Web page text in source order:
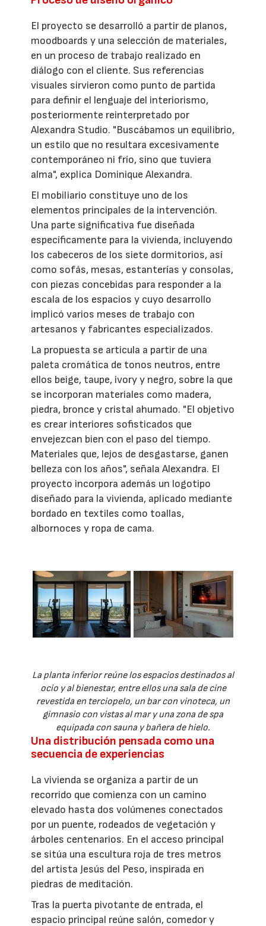
El proyecto se desarrolló a partir de planos,
moodboards y una selección de materiales,
en un proceso de trabajo realizado en
diálogo con el cliente. Sus referencias
visuales sirvieron como punto de partida
para definir el lenguaje del interiorismo,
posteriormente reinterpretado por
Alexandra Studio. "Buscábamos un equilibrio,
un estilo que no resultara excesivamente
contemporáneo ni frío, sino que tuviera
alma", explica Dominique Alexandra.
El mobiliario constituye uno de los
elementos principales de la intervención.
Una parte significativa fue diseñada
específicamente para la vivienda, incluyendo
los cabeceros de los siete dormitorios, así
como sofás, mesas, estanterías y consolas,
con piezas concebidas para responder a la
escala de los espacios y cuyo desarrollo
implicó varios meses de trabajo con
artesanos y fabricantes especializados.
La propuesta se articula a partir de una
paleta cromática de tonos neutros, entre
ellos beige, taupe, ivory y negro, sobre la que
se incorporan materiales como madera,
piedra, bronce y cristal ahumado. "El objetivo
es crear interiores sofisticados que
envejezcan bien con el paso del tiempo.
Materiales que, lejos de desgastarse, ganen
belleza con los años", señala Alexandra. El
proyecto incorpora además un logotipo
diseñado para la vivienda, aplicado mediante
bordado en textiles como toallas,
albornoces y ropa de cama.
La planta inferior reúne los espacios destinados al
ocio y al bienestar, entre ellos una sala de cine
revestida en terciopelo, un bar con vinoteca, un
gimnasio con vistas al mar y una zona de spa
equipada con sauna y bañera de hielo.
Una distribución pensada como una
secuencia de experiencias
La vivienda se organiza a partir de un
recorrido que comienza con un camino
elevado hasta dos volúmenes conectados
por un puente, rodeados de vegetación y
árboles centenarios. En el acceso principal
se sitúa una escultura roja de tres metros
del artista Jesús del Peso, inspirada en
piedras de meditación.
Tras la puerta pivotante de entrada, el
espacio principal reúne salón, comedor y